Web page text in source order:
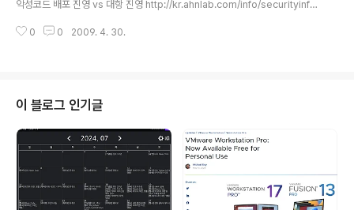
악성코드 배포 진영 vs 대항 진영 http://kr.ahnlab.com/info/securityinfo/
&cPage=1&seq=14157 악성코드 제작자들에 대해서는 글이 길어져서 과
01&cPage=1&seq=14218 - 악성코드, 제작자 그들은 누구인가 (..
0 0 2009. 4. 30.
이 블로그 인기글